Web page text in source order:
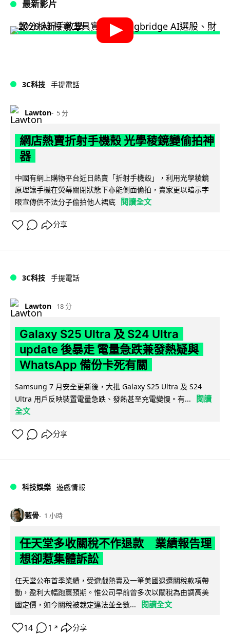
最新影片
3C科技 手提電話
Lawton 5 分
網店熱賣折射手機殼 光學稜鏡變偷拍神
器
中國有網上購物平台近日熱賣「折射手機殼」，利用光學稜鏡
原理讓手機在熒幕關閉狀態下亦能側面偷拍，賣家更以暗示字
眼宣傳供不法分子偷拍他人裙底
閱讀全文
分享
3C科技 手提電話
Lawton 18 分
Galaxy S25 Ultra 及 S24 Ultra
update 後暴走 電量急跌兼發熱疑與
WhatsApp 備份卡死有關
Samsung 7 月安全更新後，大批 Galaxy S25 Ultra 及 S24
Ultra 用戶反映裝置電量急跌、發熱甚至充電變慢。有...
閱讀
全文
分享
科技娛樂 遊戲情報
藍骨 1 小時
任天堂多收關稅不作退款 業績報告理
想卻惹集體訴訟
任天堂公布首季業績，受遊戲熱賣及一筆美國退還關稅款項帶
動，盈利大幅跑贏預期。惟公司早前曾多次以關稅為由調高美
國定價，如今關稅被裁定違法並全數...
閱讀全文
14 1 ↗ 分享